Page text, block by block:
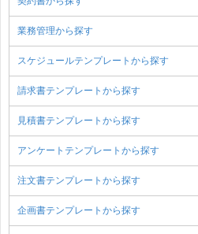
業務管理から探す
スケジュールテンプレートから探す
請求書テンプレートから探す
見積書テンプレートから探す
アンケートテンプレートから探す
注文書テンプレートから探す
企画書テンプレートから探す